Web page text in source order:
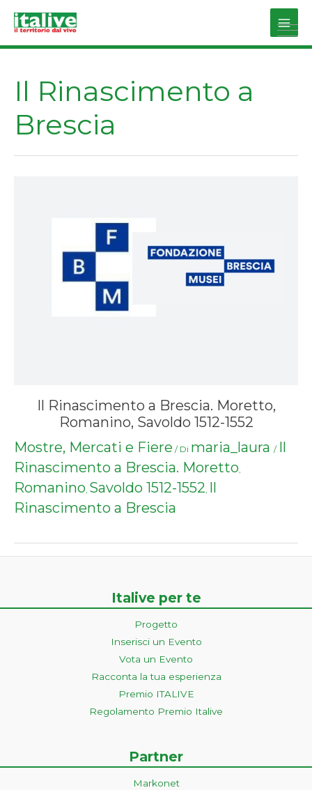
Main
Il Rinascimento a
Brescia
Il Rinascimento a Brescia. Moretto,
Romanino, Savoldo 1512-1552
Mostre, Mercati e Fiere / Di maria_laura /
Rinascimento a Brescia. Moretto,
Romanino, Savoldo 1512-1552,
Rinascimento a Brescia
Italive per te
Progetto
Inserisci un Evento
Vota un Evento
Racconta la tua esperienza
Premio ITALIVE
Regolamento Premio Italive
Partner
Markonet